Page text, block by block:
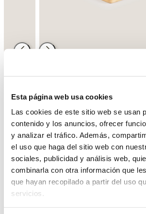
Esta página web usa cookies
Las cookies de este sitio web se usan
contenido y los anuncios, ofrecer
y analizar el tráfico. Además,
el uso que haga del sitio web con
sociales, publicidad y análisis web,
combinarla con otra información que
que hayan recopilado a partir del uso
servicios.
Medidas